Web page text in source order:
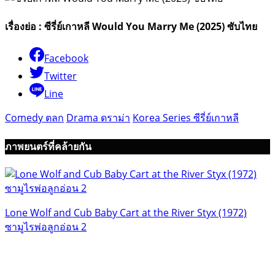
เรื่องย่อ : ซีรี่ย์เกาหลี Would You Marry Me (2025) ซับไทย
Facebook
Twitter
Line
Comedy ตลก Drama ดราม่า Korea Series ซีรี่ย์เกาหลี
ภาพยนตร์ที่คล้ายกัน
Lone Wolf and Cub Baby Cart at the River Styx (1972)
ซามูไรพ่อลูกอ่อน 2